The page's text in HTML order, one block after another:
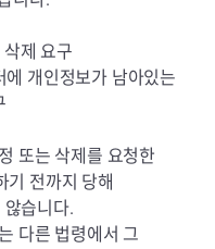
제 요구
개인정보가 남아있는
또는 삭제를 요청한
기 전까지 당해
습니다.
다른 법령에서 그